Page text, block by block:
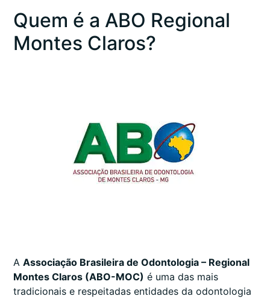
Quem é a ABO Regional
Montes Claros?
A Associação Brasileira de Odontologia – Regional
Montes Claros (ABO-MOC) é uma das mais
tradicionais e respeitadas entidades da odontologia